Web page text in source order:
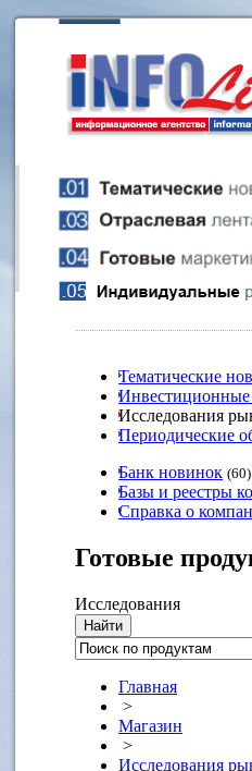
Тематические
Исследования
Периодические
Банк новинок (60)
Базы и реестры
Справка о
Готовые
Исследования
Главная
>
Магазин
>
Исследования